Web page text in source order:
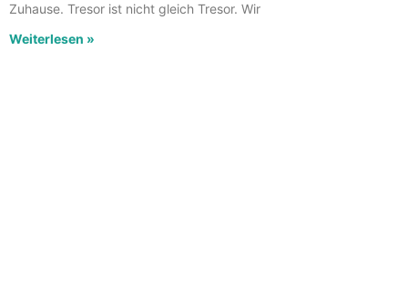
Zuhause. Tresor ist nicht gleich Tresor. Wir
Weiterlesen »